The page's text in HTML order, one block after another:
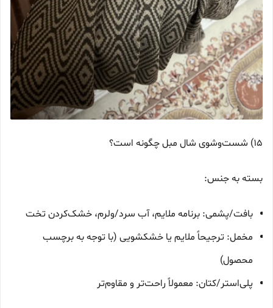
15) شست‌وشوی شال مبل چگونه است؟
بسته به جنس:
بافت/پشمی: برنامه ملایم، آب سرد/ولرم، خشک‌کردن تخت
مخمل: ترجیحاً ملایم یا خشکشویی (با توجه به برچسب
محصول)
پلی‌استر/کتان: معمولاً راحت‌تر و مقاوم‌تر